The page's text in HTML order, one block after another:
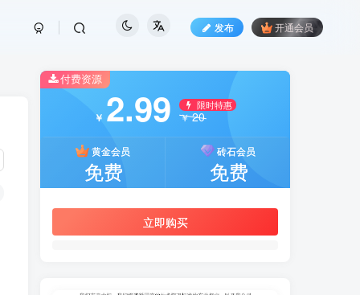
发布 开通会员
付费资源
￥ 2.99 限时特惠
￥20
黄金会员
免费
砖石会员
免费
立即购买